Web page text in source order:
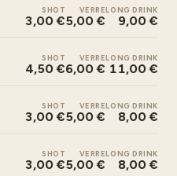
SHOT
3,00 €
VERRE
5,00 €
LONG DRINK
9,00 €
SHOT
4,50 €
VERRE
6,00 €
LONG DRINK
11,00 €
SHOT
3,00 €
VERRE
5,00 €
LONG DRINK
8,00 €
SHOT
3,00 €
VERRE
5,00 €
LONG DRINK
8,00 €